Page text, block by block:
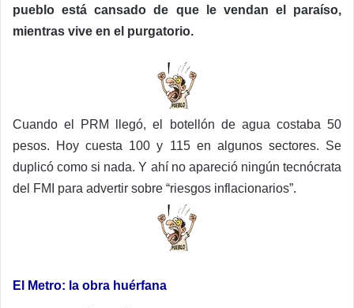
pueblo está cansado de que le vendan el paraíso,
mientras vive en el purgatorio.
Cuando el PRM llegó, el botellón de agua costaba 50
pesos. Hoy cuesta 100 y 115 en algunos sectores. Se
duplicó como si nada. Y ahí no apareció ningún tecnócrata
del FMI para advertir sobre “riesgos inflacionarios”.
El Metro: la obra huérfana